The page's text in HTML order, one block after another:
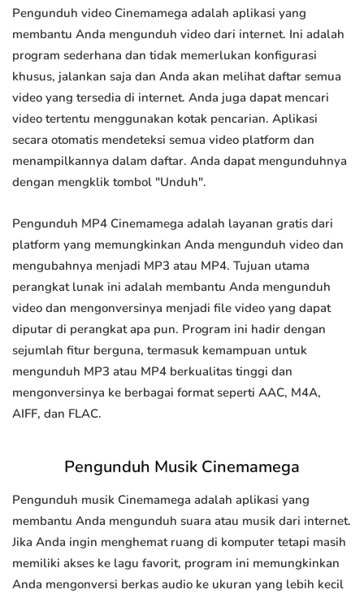
Pengunduh video Cinemamega adalah aplikasi yang
membantu Anda mengunduh video dari internet. Ini adalah
program sederhana dan tidak memerlukan konfigurasi
khusus, jalankan saja dan Anda akan melihat daftar semua
video yang tersedia di internet. Anda juga dapat mencari
video tertentu menggunakan kotak pencarian. Aplikasi
secara otomatis mendeteksi semua video platform dan
menampilkannya dalam daftar. Anda dapat mengunduhnya
dengan mengklik tombol "Unduh".
Pengunduh MP4 Cinemamega adalah layanan gratis dari
platform yang memungkinkan Anda mengunduh video dan
mengubahnya menjadi MP3 atau MP4. Tujuan utama
perangkat lunak ini adalah membantu Anda mengunduh
video dan mengonversinya menjadi file video yang dapat
diputar di perangkat apa pun. Program ini hadir dengan
sejumlah fitur berguna, termasuk kemampuan untuk
mengunduh MP3 atau MP4 berkualitas tinggi dan
mengonversinya ke berbagai format seperti AAC, M4A,
AIFF, dan FLAC.
Pengunduh Musik Cinemamega
Pengunduh musik Cinemamega adalah aplikasi yang
membantu Anda mengunduh suara atau musik dari internet.
Jika Anda ingin menghemat ruang di komputer tetapi masih
memiliki akses ke lagu favorit, program ini memungkinkan
Anda mengonversi berkas audio ke ukuran yang lebih kecil